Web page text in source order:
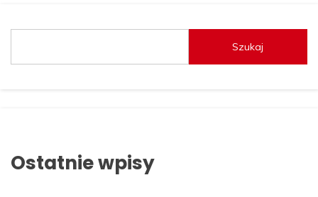
Szukaj
Ostatnie wpisy